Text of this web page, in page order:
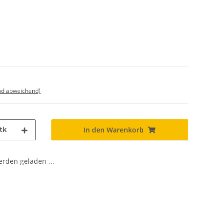
abweichend)
In den Warenkorb
geladen ...